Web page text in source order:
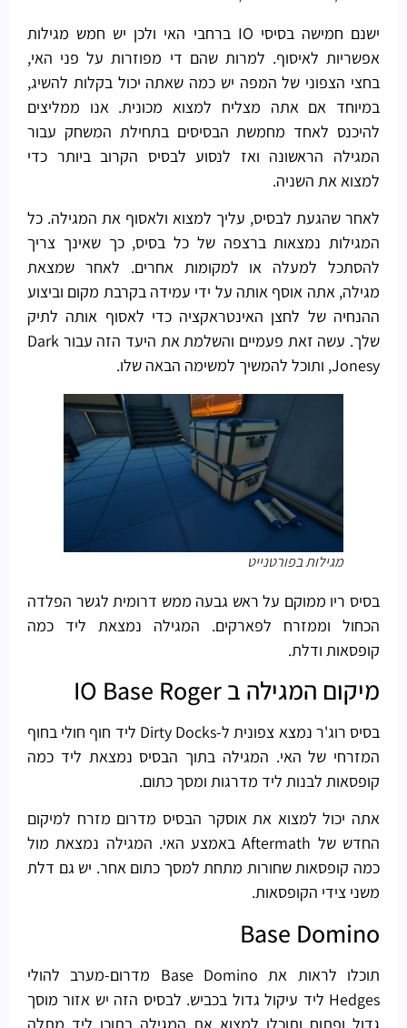
ישנם חמישה בסיסי IO ברחבי האי ולכן יש חמש מגילות
אפשריות לאיסוף. למרות שהם די מפוזרות על פני האי,
בחצי הצפוני של המפה יש כמה שאתה יכול בקלות להשיג,
במיוחד אם אתה מצליח למצוא מכונית. אנו ממליצים
להיכנס לאחד מחמשת הבסיסים בתחילת המשחק עבור
המגילה הראשונה ואז לנסוע לבסיס הקרוב ביותר כדי
למצוא את השניה.
לאחר שהגעת לבסיס, עליך למצוא ולאסוף את המגילה. כל
המגילות נמצאות ברצפה של כל בסיס, כך שאינך צריך
להסתכל למעלה או למקומות אחרים. לאחר שמצאת
מגילה, אתה אוסף אותה על ידי עמידה בקרבת מקום וביצוע
ההנחיה של לחצן האינטראקציה כדי לאסוף אותה לתיק
שלך. עשה זאת פעמיים והשלמת את היעד הזה עבור Dark
Jonesy, ותוכל להמשיך למשימה הבאה שלו.
מגילות בפורטנייט
בסיס ריו ממוקם על ראש גבעה ממש דרומית לגשר הפלדה
הכחול וממזרח לפארקים. המגילה נמצאת ליד כמה
קופסאות ודלת.
מיקום המגילה ב IO Base Roger
בסיס רוג'ר נמצא צפונית ל-Dirty Docks ליד חוף חולי בחוף
המזרחי של האי. המגילה בתוך הבסיס נמצאת ליד כמה
קופסאות לבנות ליד מדרגות ומסך כתום.
אתה יכול למצוא את אוסקר הבסיס מדרום מזרח למיקום
החדש של Aftermath באמצע האי. המגילה נמצאת מול
כמה קופסאות שחורות מתחת למסך כתום אחר. יש גם דלת
משני צידי הקופסאות.
Base Domino
תוכלו לראות את Base Domino מדרום-מערב להולי
Hedges ליד עיקול גדול בכביש. לבסיס הזה יש אזור מוסך
גדול ופתוח ותוכלו למצוא את המגילה בתוכו ליד מתלה